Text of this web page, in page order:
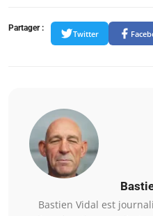
Partager :
Twitter
Bastien Vidal est